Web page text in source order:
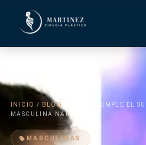
INICIO / BLOG
/ BRYAN CUMPLE EL
MASCULINA NARIZ
MASCULINAS